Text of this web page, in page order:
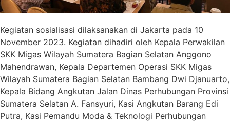
Kegiatan sosialisasi dilaksanakan di Jakarta pada 10
November 2023. Kegiatan dihadiri oleh Kepala Perwakilan
SKK Migas Wilayah Sumatera Bagian Selatan Anggono
Mahendrawan, Kepala Departemen Operasi SKK Migas
Wilayah Sumatera Bagian Selatan Bambang Dwi Djanuarto,
Kepala Bidang Angkutan Jalan Dinas Perhubungan Provinsi
Sumatera Selatan A. Fansyuri, Kasi Angkutan Barang Edi
Putra, Kasi Pemandu Moda & Teknologi Perhubungan